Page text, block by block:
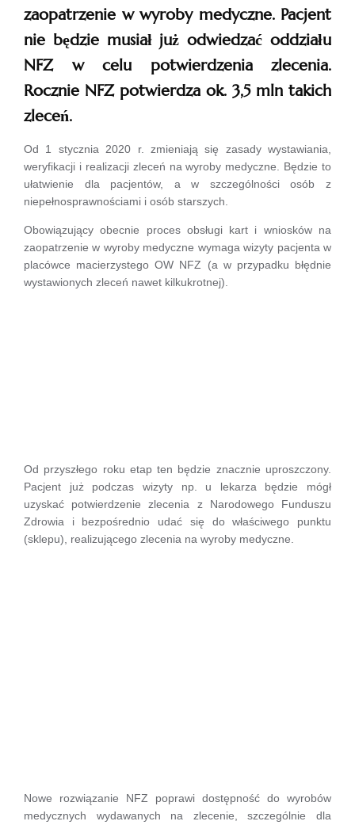
zaopatrzenie w wyroby medyczne. Pacjent
nie będzie musiał już odwiedzać oddziału
NFZ w celu potwierdzenia zlecenia.
Rocznie NFZ potwierdza ok. 3,5 mln takich
zleceń.
Od 1 stycznia 2020 r. zmieniają się zasady wystawiania,
weryfikacji i realizacji zleceń na wyroby medyczne. Będzie to
ułatwienie dla pacjentów, a w szczególności osób z
niepełnosprawnościami i osób starszych.
Obowiązujący obecnie proces obsługi kart i wniosków na
zaopatrzenie w wyroby medyczne wymaga wizyty pacjenta w
placówce macierzystego OW NFZ (a w przypadku błędnie
wystawionych zleceń nawet kilkukrotnej).
Od przyszłego roku etap ten będzie znacznie uproszczony.
Pacjent już podczas wizyty np. u lekarza będzie mógł
uzyskać potwierdzenie zlecenia z Narodowego Funduszu
Zdrowia i bezpośrednio udać się do właściwego punktu
(sklepu), realizującego zlecenia na wyroby medyczne.
Nowe rozwiązanie NFZ poprawi dostępność do wyrobów
medycznych wydawanych na zlecenie, szczególnie dla